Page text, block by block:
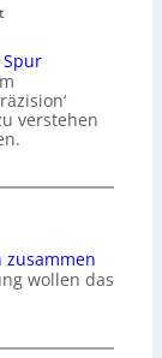
verstehen
zusammen
wollen das